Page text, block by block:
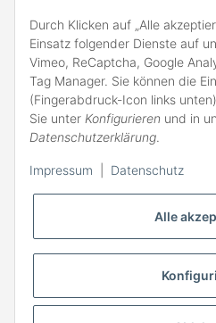
Alle
Durch Klicken auf „Alle
Einsatz folgender Dienste auf
Vimeo, ReCaptcha, Google
Tag Manager. Sie können die
(Fingerabdruck-Icon links
Sie unter Konfigurieren und in
Datenschutzerklärung.
Impressum Datenschutz
ZAHLARTEN